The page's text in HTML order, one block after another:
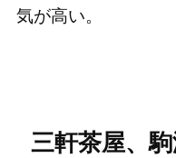
気が高い。
三軒茶屋、